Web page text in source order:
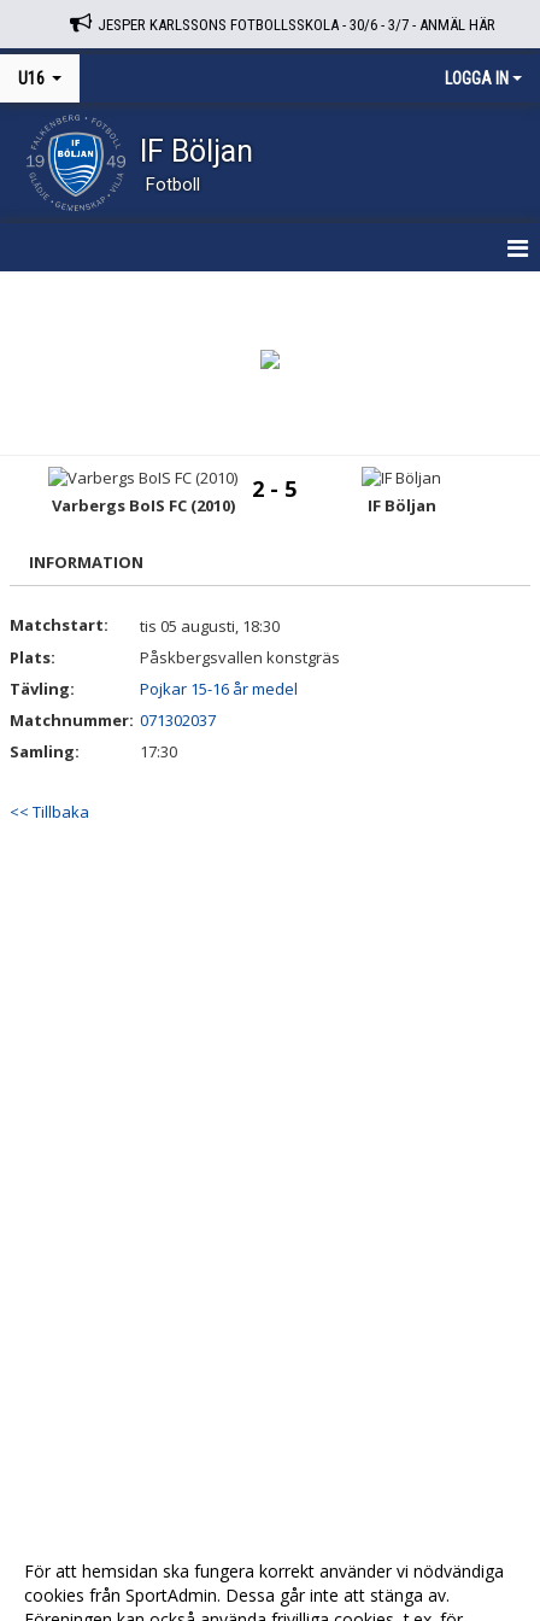
JESPER KARLSSONS FOTBOLLSSKOLA - 30/6 - 3/7 - ANMÄL HÄR
U16 LOGGA IN
IF Böljan
Fotboll
TRUPPEN
BILDGALLERI
KONTAKT
Varbergs BoIS FC (2010)
2 - 5
IF Böljan
INFORMATION
Matchstart:
tis 05 augusti, 18:30
Plats:
Påskbergsvallen konstgräs
Tävling:
Pojkar 15-16 år medel
Matchnummer: 071302037
Samling:
17:30
<< Tillbaka
För att hemsidan ska fungera korrekt använder vi nödvändiga
cookies från SportAdmin. Dessa går inte att stänga av.